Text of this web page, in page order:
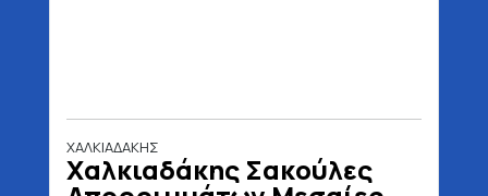
ΧΑΛΚΙΑΔΑΚΗΣ
Χαλκιαδάκης Σακούλες